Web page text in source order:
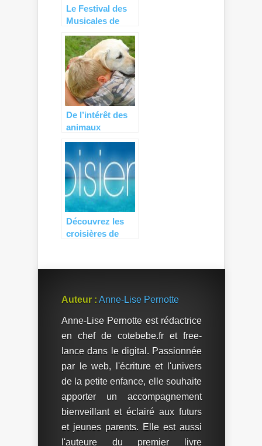
Le Festival des
Musicales de
partager en
famille…
De l’intérêt des
animaux
pour les petits…
Découvrez les
croisières de
les enfants !
Auteur : Anne-Lise Pernotte
Anne-Lise Pernotte est rédactrice
en chef de cotebebe.fr et free-
lance dans le digital. Passionnée
par le web, l'écriture et l'univers
de la petite enfance, elle souhaite
apporter un accompagnement
bienveillant et éclairé aux futurs
et jeunes parents. Elle est aussi
l'auteure du premier livre